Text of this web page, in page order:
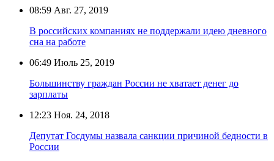
08:59 Авг. 27, 2019
В российских компаниях не поддержали идею дневного
сна на работе
06:49 Июль 25, 2019
Большинству граждан России не хватает денег до
зарплаты
12:23 Ноя. 24, 2018
Депутат Госдумы назвала санкции причиной бедности в
России